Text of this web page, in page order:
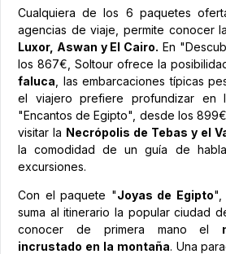
Cualquiera de los 6 paquetes
agencias de viaje, permite conocer
Luxor, Aswan y El Cairo. En
los 867€, Soltour ofrece la
faluca , las embarcaciones típicas
el viajero prefiere profundizar en
"Encantos de Egipto", desde los
visitar la Necrópolis de Tebas y el
la comodidad de un guía de
excursiones.
Con el paquete "Joyas de Egipto",
suma al itinerario la popular ciudad
conocer de primera mano el
incrustado en la montaña. Una